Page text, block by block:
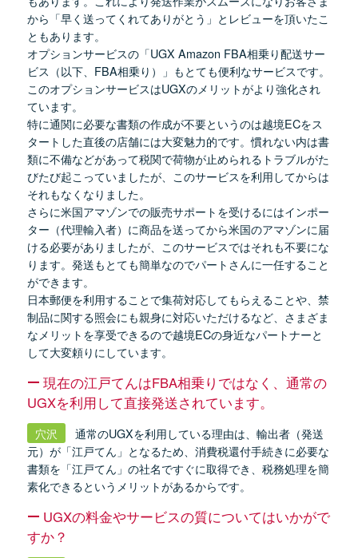
から「早く送ってくれてありがとう」とレビューを頂いたこ
ともあります。
オプションサービスの「UGX Amazon FBA相乗り配送サー
ビス（以下、FBA相乗り）」もとても便利なサービスです。
このオプションサービスはUGXのメリットがより強化され
ています。
特に通関に必要な書類の作成が不要というのは越境ECをス
タートした直後の店舗には大変魅力的です。慣れない内は書
類に不備などがあって税関で荷物が止められるトラブルがた
びたび起こっていましたが、このサービスを利用してからは
それもなくなりました。
さらに米国アマゾンでの販売サポートを受けるにはインポー
ター（代理輸入者）に商品を送ってから米国のアマゾンに届
ける必要がありましたが、このサービスではそれも不要にな
ります。発送もとても簡単なのでパートさんに一任すること
ができます。
日本郵便を利用することで集荷対応してもらえることや、禁
制品に関する照会にも親身に対応いただけるなど、さまざま
なメリットを享受できるので越境ECの身近なパートナーと
して大変頼りにしています。
現在の江戸てんはFBA相乗りではなく、通常の
UGXを利用して直接発送されています。
穴沢
通常のUGXを利用している理由は、輸出者（発送
元）が「江戸てん」となるため、消費税還付手続きに必要な
書類を「江戸てん」の社名ですぐに取得でき、税務処理を簡
素化できるというメリットがあるからです。
UGXの料金やサービスの質についてはいかがで
すか？